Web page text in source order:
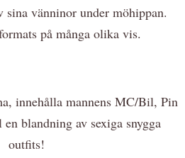
sina vänninor under möhippan.
på många olika vis.
innehålla mannens MC/Bil, Pin
blandning av sexiga snygga
outfits!